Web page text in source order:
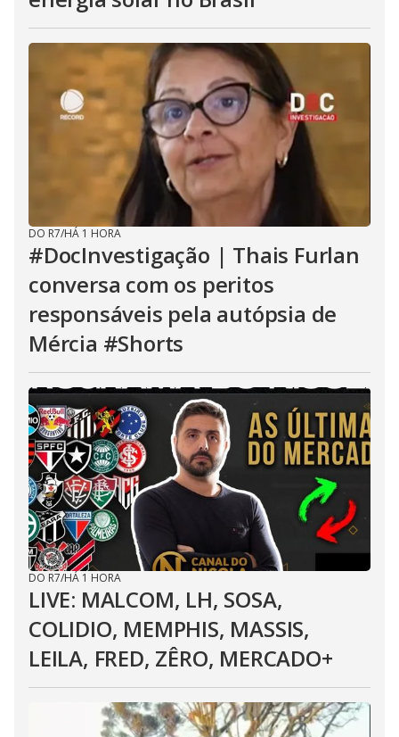
DO R7/HÁ 1 HORA
#DocInvestigação | Thais Furlan
conversa com os peritos
responsáveis pela autópsia de
Mércia #Shorts
DO R7/HÁ 1 HORA
LIVE: MALCOM, LH, SOSA,
COLIDIO, MEMPHIS, MASSIS,
LEILA, FRED, ZÊRO, MERCADO+